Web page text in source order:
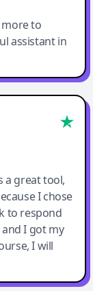
more to
assistant in
a great tool,
I chose
to respond
I got my
I will